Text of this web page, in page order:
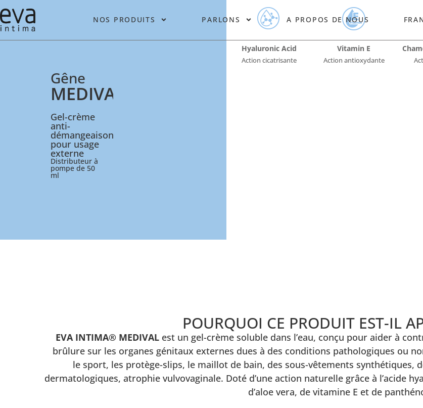
NOS PRODUITS PARLONS A PROPOS DE NOUS
Gêne
MEDIVAL
Gel-crème
anti-
démangeaisons
pour usage
externe
Distributeur à
pompe de 50
ml
Hyaluronic Acid
Action cicatrisante
Vitamin E
Action antioxydante
POURQUOI CE PRODUIT EST-IL
EVA INTIMA® MEDIVALest un gel-crème soluble dans l’eau, conçu pour aider à
brûlure sur les organes génitaux externes dues à des conditions pathologiques ou
le sport, les protège-slips, le maillot de bain, des sous-vêtements synthétiques,
dermatologiques, atrophie vulvovaginale. Doté d’une action naturelle grâce à l’acide
d’aloe vera, de vitamine E et de